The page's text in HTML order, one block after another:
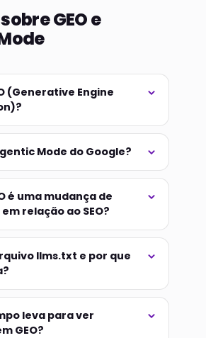
GEO e
(Generative Engine
Mode do Google?
é uma mudança de
relação ao SEO?
llms.txt e por que
leva para ver
GEO?